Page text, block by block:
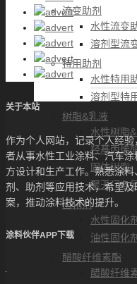
流变助剂
水性流变
溶剂型流
特用助剂
水性特用
溶剂型特
树脂&乳液
水性树脂
羟基丙烯
固体树脂
聚天门冬
固化剂
水性固化剂
油性固化剂
醋酸纤维素酯
醋酸纤维
关于本站
作为个人网站，记录个人经
者从事水性工业涂料、汽车
方设计和生产工作。熟悉涂
剂、助剂等应用技术，希望
案，推动涂料技术的提升。
涂料伙伴APP下载